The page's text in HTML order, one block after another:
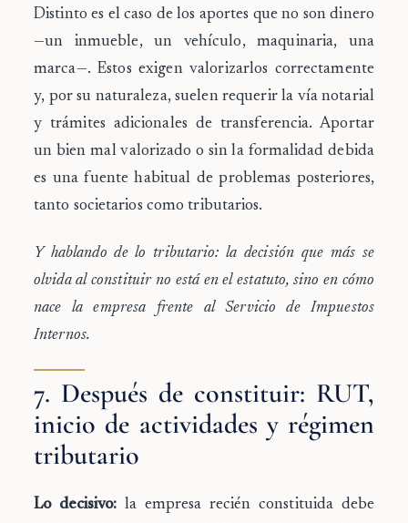
Distinto es el caso de los aportes que no son dinero
—un inmueble, un vehículo, maquinaria, una
marca—. Estos exigen valorizarlos correctamente
y, por su naturaleza, suelen requerir la vía notarial
y trámites adicionales de transferencia. Aportar
un bien mal valorizado o sin la formalidad debida
es una fuente habitual de problemas posteriores,
tanto societarios como tributarios.
Y hablando de lo tributario: la decisión que más se
olvida al constituir no está en el estatuto, sino en cómo
nace la empresa frente al Servicio de Impuestos
Internos.
7. Después de constituir: RUT,
inicio de actividades y régimen
tributario
Lo decisivo: la empresa recién constituida debe